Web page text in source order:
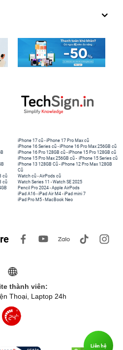
iPhone 17 cũ -iPhone 17 Pro Max cũ
iPhone 16 Series cũ - iPhone 16 Pro Max 256GB cũ
iPhone 16 Pro 128GB cũ -iPhone 15 Pro 128GB cũ
iPhone 15 Pro Max 256GB cũ - iPhone 15 Series cũ
cũ
cũ
iPhone 13 128GB Cũ -iPhone 12 Pro Max 128GB
Cũ
Watch cũ -AirPods cũ
Watch Series 11 -Watch SE 2025
Pencil Pro 2024 -Apple AirPods
iPad A16 -iPad Air M4 -iPad mini 7
iPad Pro M5 - MacBook Neo
thành viên:
Thoại, Laptop 24h
Liên hệ